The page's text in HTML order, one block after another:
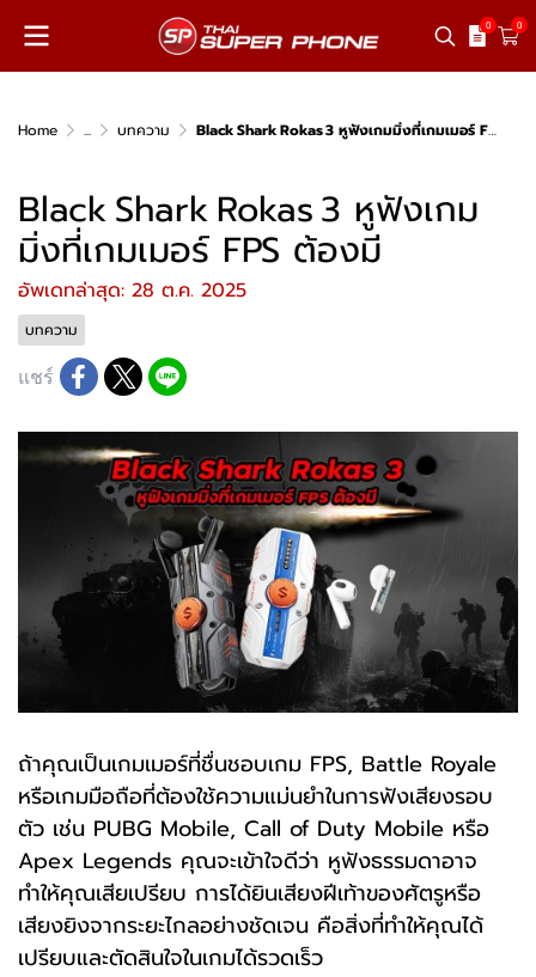
0 0
Home ... บทความ Black Shark Rokas 3 หูฟังเกมมิ่งที่เกมเมอร์ FPS ต้องมี
Black Shark Rokas 3 หูฟังเกม
มิ่งที่เกมเมอร์ FPS ต้องมี
อัพเดทล่าสุด: 28 ต.ค. 2025
บทความ
แชร์
ถ้าคุณเป็นเกมเมอร์ที่ชื่นชอบเกม FPS, Battle Royale
หรือเกมมือถือที่ต้องใช้ความแม่นยำในการฟังเสียงรอบ
ตัว เช่น PUBG Mobile, Call of Duty Mobile หรือ
Apex Legends คุณจะเข้าใจดีว่า หูฟังธรรมดาอาจ
ทำให้คุณเสียเปรียบ การได้ยินเสียงฝีเท้าของศัตรูหรือ
เสียงยิงจากระยะไกลอย่างชัดเจน คือสิ่งที่ทำให้คุณได้
เปรียบและตัดสินใจในเกมได้รวดเร็ว